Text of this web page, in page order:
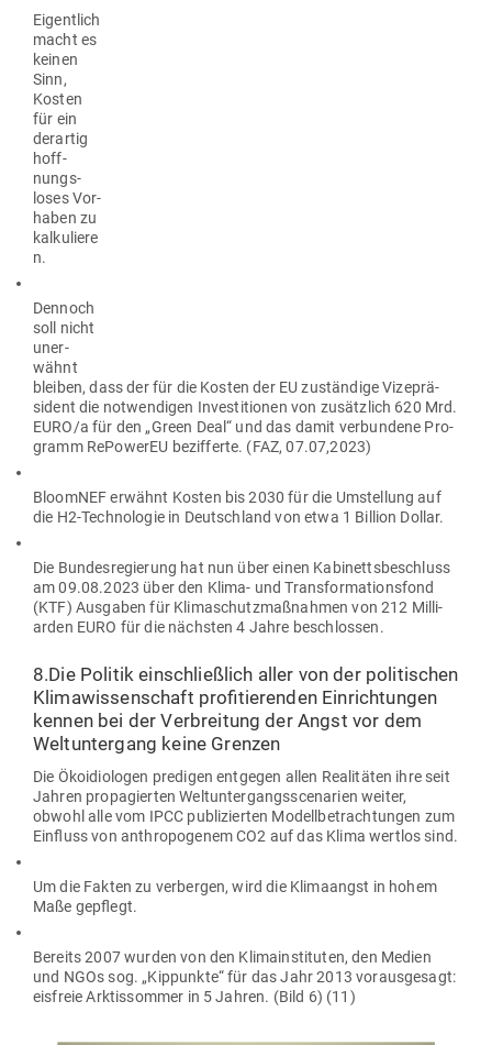
Eigentlich
macht es
keinen
Sinn,
Kosten
für ein
der­artig
hoff­
nungs­
loses Vor­
haben zu
kalkuliere
n.
Dennoch
soll nicht
uner­
wähnt
bleiben, dass der für die Kosten der EU zuständige Vize­prä­
sident die not­wen­digen Inves­ti­tionen von zusätzlich 620 Mrd.
EURO/a für den „Green Deal“ und das damit ver­bundene Pro­
gramm RePowerEU bezif­ferte. (FAZ, 07.07,2023)
Blo­omNEF erwähnt Kosten bis 2030 für die Umstellung auf
die H2-Tech­no­logie in Deutschland von etwa 1 Billion Dollar.
Die Bun­des­re­gierung hat nun über einen Kabi­netts­be­schluss
am 09.08.2023 über den Klima- und Trans­for­ma­ti­onsfond
(KTF) Aus­gaben für Kli­ma­schutz­maß­nahmen von 212 Mil­li­
arden EURO für die nächsten 4 Jahre beschlossen.
8.Die Politik ein­schließlich aller von der poli­ti­schen
Kli­ma­wis­sen­schaft pro­fi­tie­renden Ein­rich­tungen
kennen bei der Ver­breitung der Angst vor dem
Welt­un­tergang keine Grenzen
Die Öko­idio­logen pre­digen ent­gegen allen Rea­li­täten ihre seit
Jahren pro­pa­gierten Welt­un­ter­gangs­sce­narien weiter,
obwohl alle vom IPCC publi­zierten Modell­be­trach­tungen zum
Ein­fluss von anthro­po­genem CO2 auf das Klima wertlos sind.
Um die Fakten zu ver­bergen, wird die Kli­ma­angst in hohem
Maße gepflegt.
Bereits 2007 wurden von den Kli­ma­in­sti­tuten, den Medien
und NGOs sog. „Kip­punkte“ für das Jahr 2013 vor­aus­gesagt:
eis­freie Ark­tis­sommer in 5 Jahren. (Bild 6) (11)